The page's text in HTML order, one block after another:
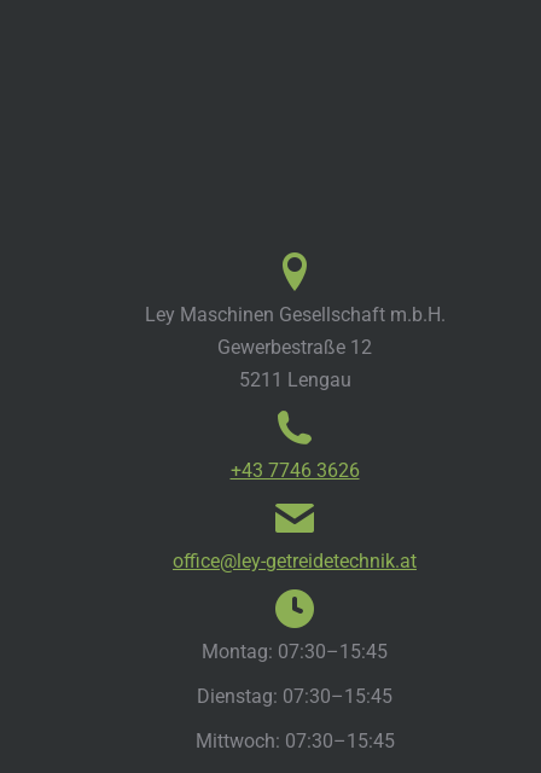
Ley Maschinen Gesellschaft m.b.H.
Gewerbestraße 12
5211 Lengau
+43 7746 3626
office@ley-getreidetechnik.at
Montag: 07:30–15:45
Dienstag: 07:30–15:45
Mittwoch: 07:30–15:45